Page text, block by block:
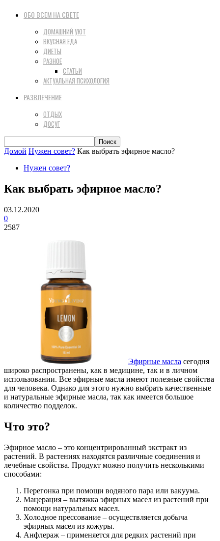
ОБО ВСЕМ НА СВЕТЕ
ДОМАШНИЙ УЮТ
ВКУСНАЯ ЕДА
ДИЕТЫ
РАЗНОЕ
СТАТЬИ
АКТУАЛЬНАЯ ПСИХОЛОГИЯ
РАЗВЛЕЧЕНИЕ
ОТДЫХ
ДОСУГ
Домой Нужен совет? Как выбрать эфирное масло?
Нужен совет?
Как выбрать эфирное масло?
03.12.2020
0
2587
Эфирные масла сегодня
широко распространены, как в медицине, так и в личном
использовании. Все эфирные масла имеют полезные свойства
для человека. Однако для этого нужно выбрать качественные
и натуральные эфирные масла, так как имеется большое
количество подделок.
Что это?
Эфирное масло – это концентрированный экстракт из
растений. В растениях находятся различные соединения и
лечебные свойства. Продукт можно получить несколькими
способами:
Перегонка при помощи водяного пара или вакуума.
Мацерация – вытяжка эфирных масел из растений при
помощи натуральных масел.
Холодное прессование – осуществляется добыча
эфирных масел из кожуры.
Анфлераж – применяется для редких растений при